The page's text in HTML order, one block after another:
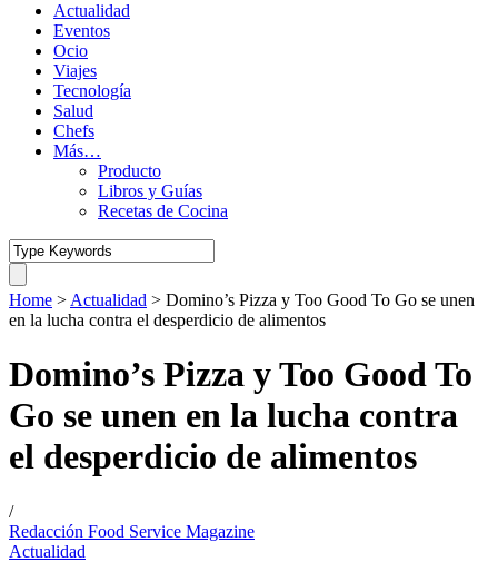
Actualidad
Eventos
Ocio
Viajes
Tecnología
Salud
Chefs
Más…
Producto
Libros y Guías
Recetas de Cocina
Home > Actualidad > Domino’s Pizza y Too Good To Go se unen
en la lucha contra el desperdicio de alimentos
Domino’s Pizza y Too Good To
Go se unen en la lucha contra
el desperdicio de alimentos
/
Redacción Food Service Magazine
Actualidad